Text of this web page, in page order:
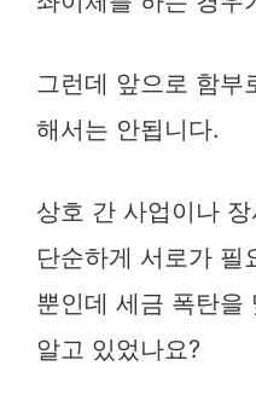
그런데 앞으로 함부
해서는 안됩니다.
상호 간 사업이나
단순하게 서로가 필
뿐인데 세금 폭탄을
알고 있었나요?